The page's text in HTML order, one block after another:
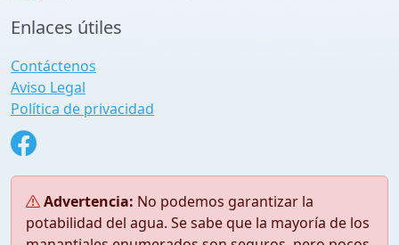
Enlaces útiles
Contáctenos
Aviso Legal
Política de privacidad
Advertencia: No podemos garantizar la
potabilidad del agua. Se sabe que la mayoría de los